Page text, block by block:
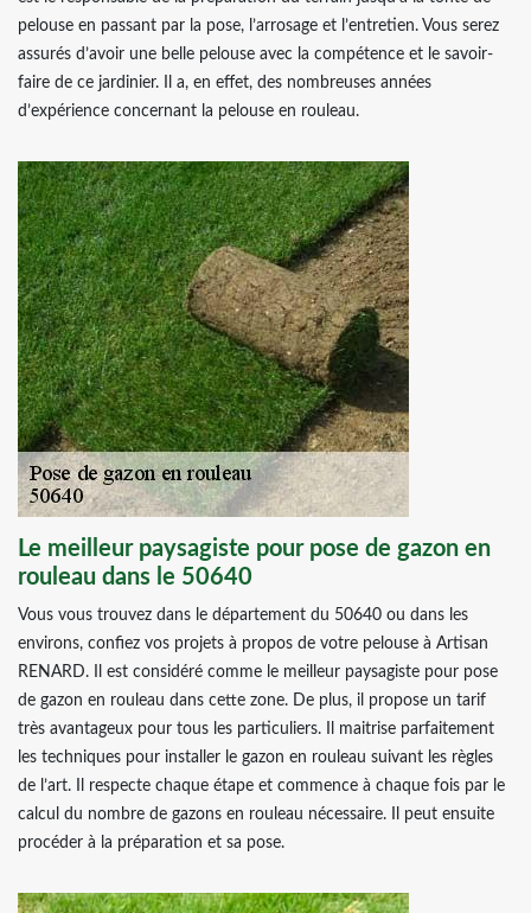
pelouse en passant par la pose, l’arrosage et l’entretien. Vous serez
assurés d’avoir une belle pelouse avec la compétence et le savoir-
faire de ce jardinier. Il a, en effet, des nombreuses années
d’expérience concernant la pelouse en rouleau.
Le meilleur paysagiste pour pose de gazon en
rouleau dans le 50640
Vous vous trouvez dans le département du 50640 ou dans les
environs, confiez vos projets à propos de votre pelouse à Artisan
RENARD. Il est considéré comme le meilleur paysagiste pour pose
de gazon en rouleau dans cette zone. De plus, il propose un tarif
très avantageux pour tous les particuliers. Il maitrise parfaitement
les techniques pour installer le gazon en rouleau suivant les règles
de l’art. Il respecte chaque étape et commence à chaque fois par le
calcul du nombre de gazons en rouleau nécessaire. Il peut ensuite
procéder à la préparation et sa pose.